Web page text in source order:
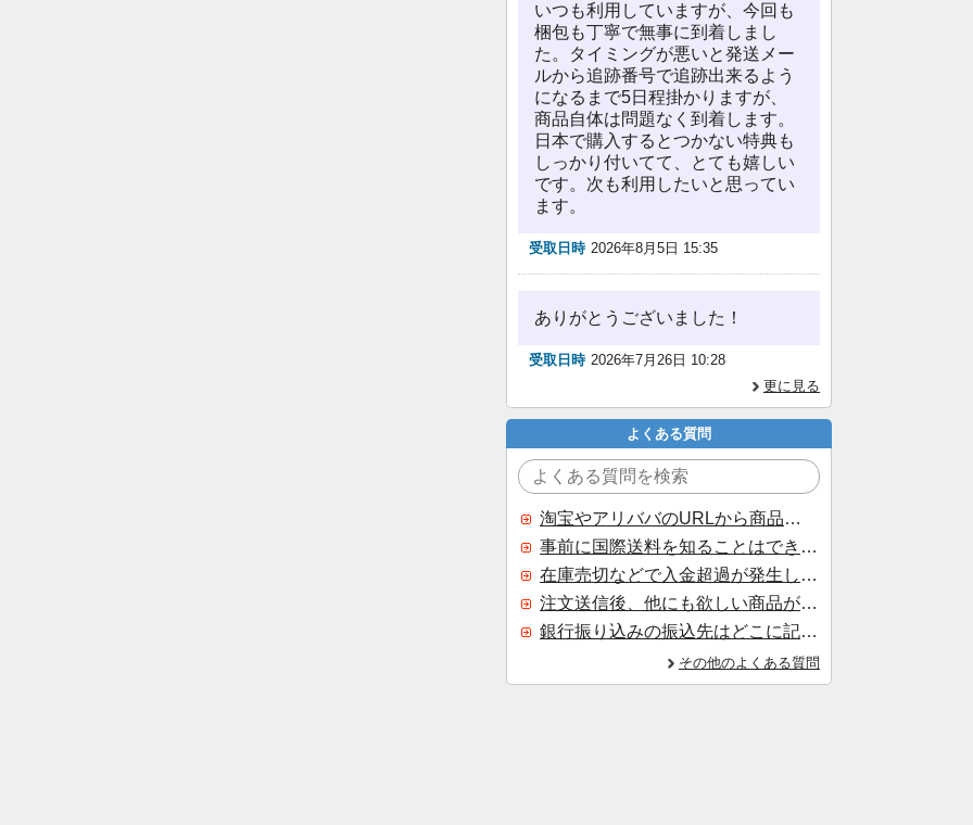
いつも利用していますが、今回も
梱包も丁寧で無事に到着しまし
た。タイミングが悪いと発送メー
ルから追跡番号で追跡出来るよう
になるまで5日程掛かりますが、
商品自体は問題なく到着します。
日本で購入するとつかない特典も
しっかり付いてて、とても嬉しい
です。次も利用したいと思ってい
ます。
受取日時 2026年8月5日 15:35
ありがとうございました！
受取日時 2026年7月26日 10:28
更に見る
よくある質問
淘宝やアリババのURLから商品を探すことはできますか？
事前に国際送料を知ることはできますか？
在庫売切などで入金超過が発生した場合はいつ返金されますか？
注文送信後、他にも欲しい商品が見つかった場合、追加注文できますか？
銀行振り込みの振込先はどこに記載されていますか？
その他のよくある質問